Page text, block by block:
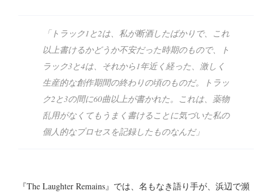
「トラック1と2は、私が断酒したばかりで、これ
以上書けるかどうか不安だった時期のもので、ト
ラック3と4は、それから1年近く経った、激しく
生産的な創作期間の終わりの頃のものだ。トラッ
ク2と3の間に60曲以上が書かれた。これは、薬物
乱用がなくてもうまく書けることに気づいた私の
個人的なプロセスを記録したものなんだ」
『The Laughter Remains』では、名もなき語り手が、浜辺で瀕